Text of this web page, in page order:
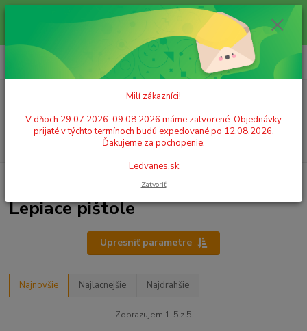
Milí zákazníci! V dňoch 29.07.2026-09.08.2026 máme zatvorené.
Objednávky prijaté v týchto termínoch budú expedované po 12.08.2026.
Ďakujeme za pochopenie. Ledvanes.sk
+421 908 755 958
Po. - Pia. od 9:00 hod. - 16:00 hod.
za0,00 EUR
Lepiace pištole
Upresniť parametre
Najnovšie Najlacnejšie Najdrahšie
Zobrazujem 1-5 z 5
Milí zákazníci!
V dňoch 29.07.2026-09.08.2026 máme zatvorené. Objednávky
prijaté v týchto termínoch budú expedované po 12.08.2026.
Ďakujeme za pochopenie.
Ledvanes.sk
Zatvoriť